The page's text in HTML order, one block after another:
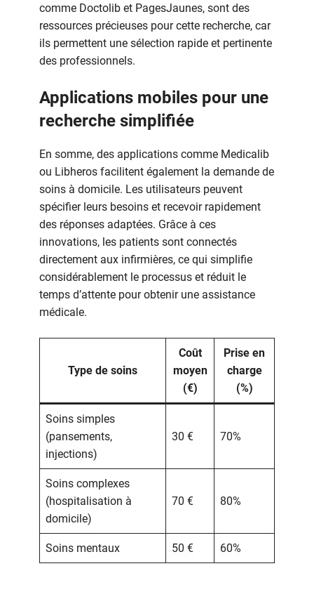
comme Doctolib et PagesJaunes, sont des
ressources précieuses pour cette recherche, car
ils permettent une sélection rapide et pertinente
des professionnels.
Applications mobiles pour une
recherche simplifiée
En somme, des applications comme Medicalib
ou Libheros facilitent également la demande de
soins à domicile. Les utilisateurs peuvent
spécifier leurs besoins et recevoir rapidement
des réponses adaptées. Grâce à ces
innovations, les patients sont connectés
directement aux infirmières, ce qui simplifie
considérablement le processus et réduit le
temps d’attente pour obtenir une assistance
médicale.
Type de soins
Coût
moyen
(€)
Prise en
charge
(%)
Soins simples
(pansements,
injections)
30 € 70%
Soins complexes
(hospitalisation à
domicile)
70 € 80%
Soins mentaux 50 € 60%